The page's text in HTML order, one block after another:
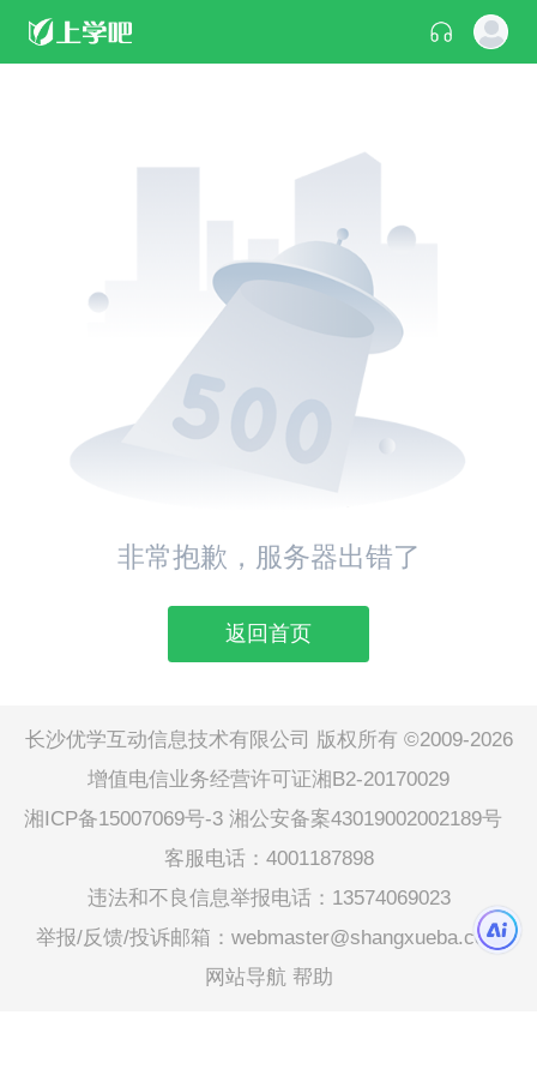
非常抱歉，服务器出错了
返回首页
长沙优学互动信息技术有限公司 版权所有 ©2009-2026
增值电信业务经营许可证湘B2-20170029
湘ICP备15007069号-3 湘公安备案43019002002189号
客服电话：4001187898
违法和不良信息举报电话：13574069023
举报/反馈/投诉邮箱：webmaster@shangxueba.com
网站导航 帮助